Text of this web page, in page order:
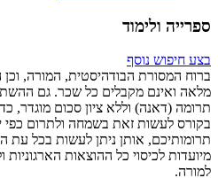
ספרייה ולימוד
בצע חיפוש נוסף
ברוח המסורת הבודהיסטית, המורה,
מלאה ואינם מקבלים כל שכר. גם
תרומה (דאנה) וללא ציון סכום מוגדר,
בקורס לעשות זאת בשמחה ולתרום כפי
תרומותיכם, אותן ניתן לעשות בכל עת
מיועדות לכיסוי כל ההוצאות
למורה.